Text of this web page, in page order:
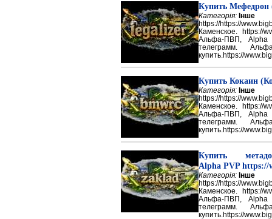
Купить
Категорія: Інше
https://https://
Каменское. https://
Альфа-ПВП, Alpha
телеграмм.
купить.https://
Купить Кокаин
Категорія: Інше
https://https://
Каменское. https://
Альфа-ПВП, Alpha
телеграмм.
купить.https://
Купить
Alpha PVP https://
Категорія: Інше
https://https://
Каменское. https://
Альфа-ПВП, Alpha
телеграмм.
купить.https://